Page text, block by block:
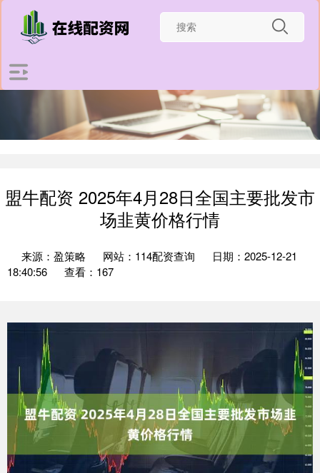
盟牛配资 2025年4月28日全国主要批发市
场韭黄价格行情
来源：盈策略 网站：114配资查询
日期：2025-12-21
18:40:56
查看：167